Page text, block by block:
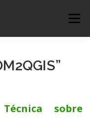
Menu
sobre